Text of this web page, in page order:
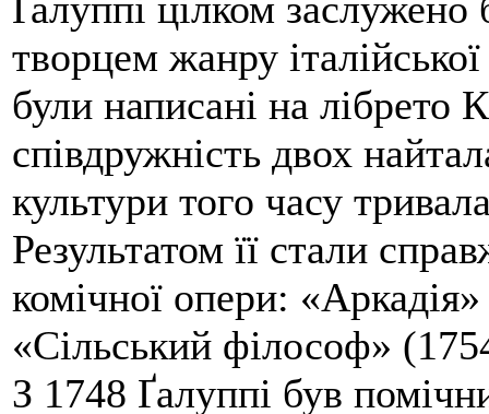
творцем жанру
були написані на лібрето
співдружність двох
культури того часу
Результатом її стали
комічної опери:
«Сільський філософ»
З 1748 Ґалуппі був